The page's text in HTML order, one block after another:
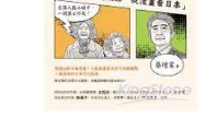
白人對黑人的政治宣戰。
回顧在二○○八年，當歐巴
歷史上首位黑人總統之後，
也是美國黑人人權出頭天的